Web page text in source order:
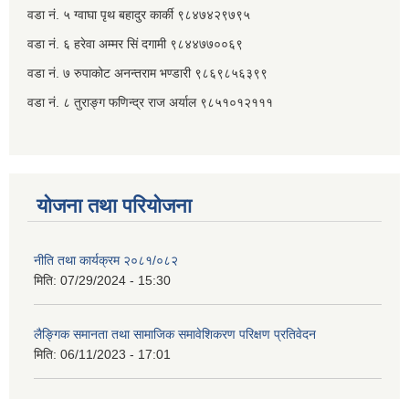
वडा नं. ५ ग्वाघा पृथ बहादुर कार्की ९८४७४२९७९५
वडा नं. ६ हरेवा अम्मर सिं दगामी​ ९८४४७७००६९
वडा नं. ७ ‌‍रुपाकोट अनन्तराम भण्डारी ९८६९८५६३९९
वडा नं. ८ तुराङ्ग फणिन्द्र राज अर्याल ९८५१०१२१११
योजना तथा परियोजना
नीति तथा कार्यक्रम २०८१/०८२
मिति: 07/29/2024 - 15:30
लैङ्गिक समानता तथा सामाजिक समावेशिकरण परिक्षण प्रतिवेदन
मिति: 06/11/2023 - 17:01